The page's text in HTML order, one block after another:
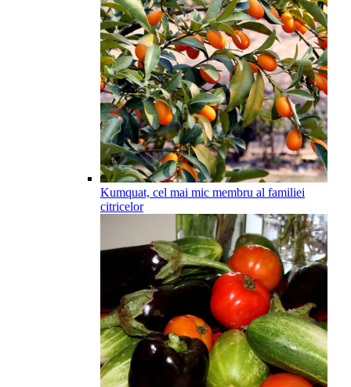
Kumquat, cel mai mic membru al familiei
citricelor